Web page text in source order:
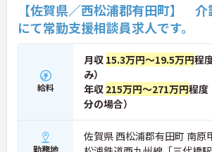
【佐賀県／西松浦郡有田町】
にて常勤支援相談員求人です。
給料
月収 15.3万円～19.5万円程
み）
年収 215万円～271万円程度
分の場合）
勤務地
佐賀県 西松浦郡有田町 南原